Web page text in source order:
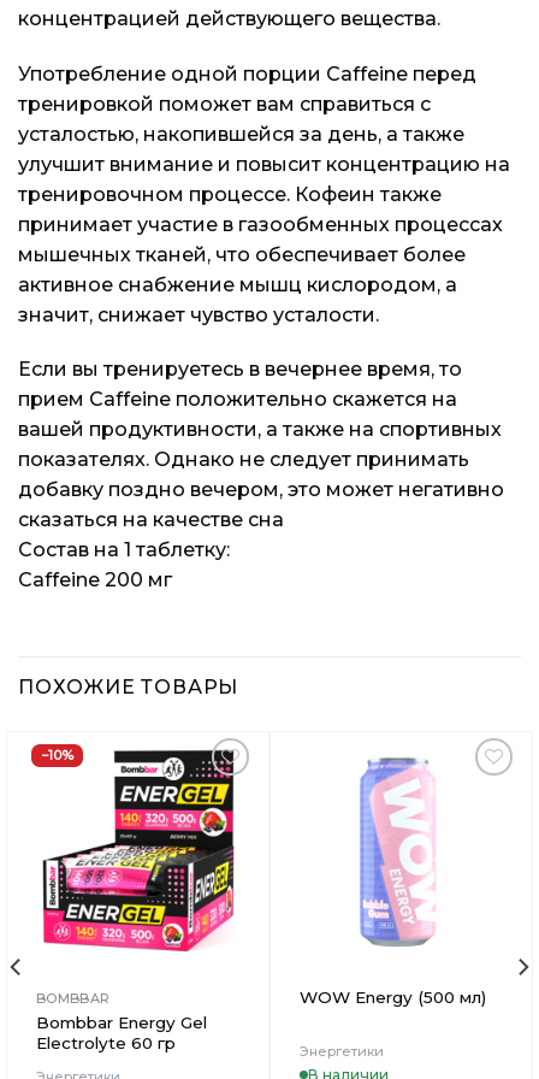
концентрацией действующего вещества.
Употребление одной порции Caffeine перед
тренировкой поможет вам справиться с
усталостью, накопившейся за день, а также
улучшит внимание и повысит концентрацию на
тренировочном процессе. Кофеин также
принимает участие в газообменных процессах
мышечных тканей, что обеспечивает более
активное снабжение мышц кислородом, а
значит, снижает чувство усталости.
Если вы тренируетесь в вечернее время, то
прием Caffeine положительно скажется на
вашей продуктивности, а также на спортивных
показателях. Однако не следует принимать
добавку поздно вечером, это может негативно
сказаться на качестве сна
Состав на 1 таблетку:
Caffeine 200 мг
ПОХОЖИЕ ТОВАРЫ
−10%
Добавить
в
Вишлист
BOMBBAR
Bombbar Energy Gel
Electrolyte 60 гр
WOW Energy (500 мл)
Энергетики
В наличии